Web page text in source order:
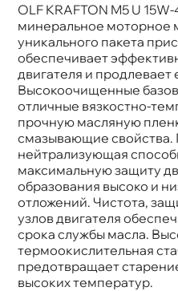
OLF KRAFTON M5 U
минеральное моторное
уникального пакета
обеспечивает
двигателя и продлевает
ысокоочищенные
отличные вязкостно-
прочную масляную
смазывающие
нейтрализующая
максимальную защиту
образования высоко и
отложений. Чистота,
узлов двигателя
срока службы масла.
термоокислительная
предотвращает
ысоких температур.
язкость
15W-40
Тип масла
Допуски
MB-
CES 20078
Спецификации
ACEA A3/
Объем
1000л
Применение
Двигатель